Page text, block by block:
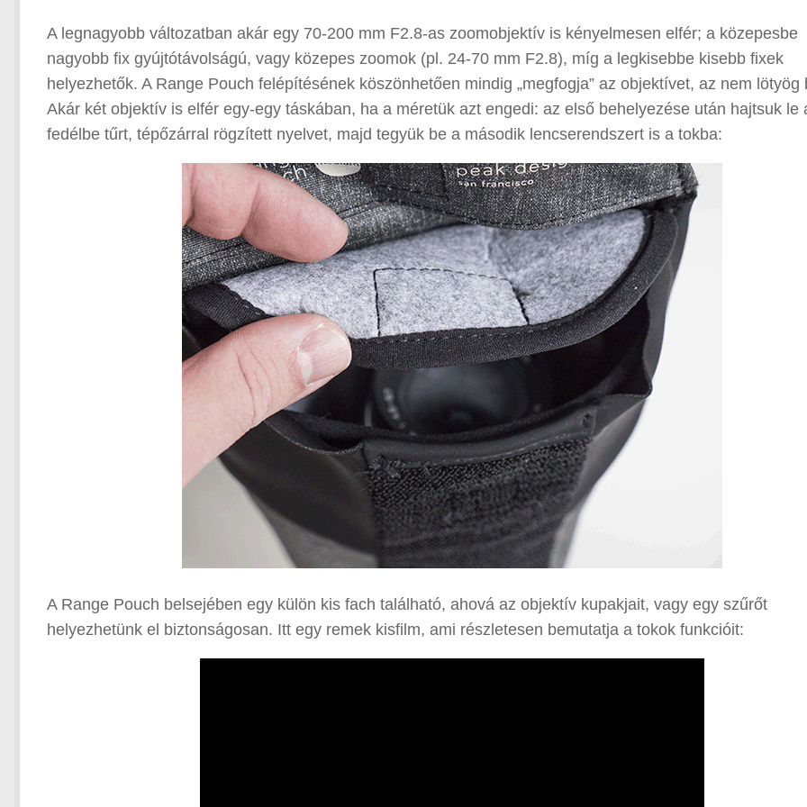
A legnagyobb változatban akár egy 70-200 mm F2.8-as zoomobjektív is kényelmesen elfér; a közepesbe
nagyobb fix gyújtótávolságú, vagy közepes zoomok (pl. 24-70 mm F2.8), míg a legkisebbe kisebb fixek
helyezhetők. A Range Pouch felépítésének köszönhetően mindig „megfogja” az objektívet, az nem lötyög
Akár két objektív is elfér egy-egy táskában, ha a méretük azt engedi: az első behelyezése után hajtsuk le
fedélbe tűrt, tépőzárral rögzített nyelvet, majd tegyük be a második lencserendszert is a tokba:
A Range Pouch belsejében egy külön kis fach található, ahová az objektív kupakjait, vagy egy szűrőt
helyezhetünk el biztonságosan. Itt egy remek kisfilm, ami részletesen bemutatja a tokok funkcióit: